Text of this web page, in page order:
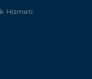
Hizmeti